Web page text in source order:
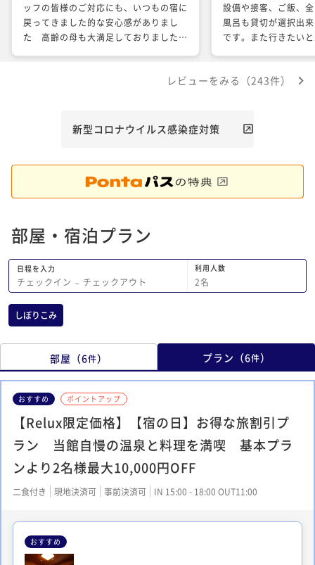
ッフの皆様のご対応にも、いつもの宿に
戻ってきました的な安心感がありまし
た 高齢の母も大満足しておりました
設備や接客、ご飯、
風呂も貸切が選択出
です。また行きたい
レビューをみる（243件）
新型コロナウイルス感染症対策
部屋・宿泊プラン
日程を入力
チェックイン − チェックアウト
利用人数
2名
しぼりこみ
部屋 （6件） プラン （6件）
おすすめ ポイントアップ
【Relux限定価格】【宿の日】お得な旅割引プ
ラン 当館自慢の温泉と料理を満喫 基本プラ
ンより2名様最大10,000円OFF
二食付き 現地決済可 事前決済可 IN 15:00 - 18:00 OUT11:00
おすすめ